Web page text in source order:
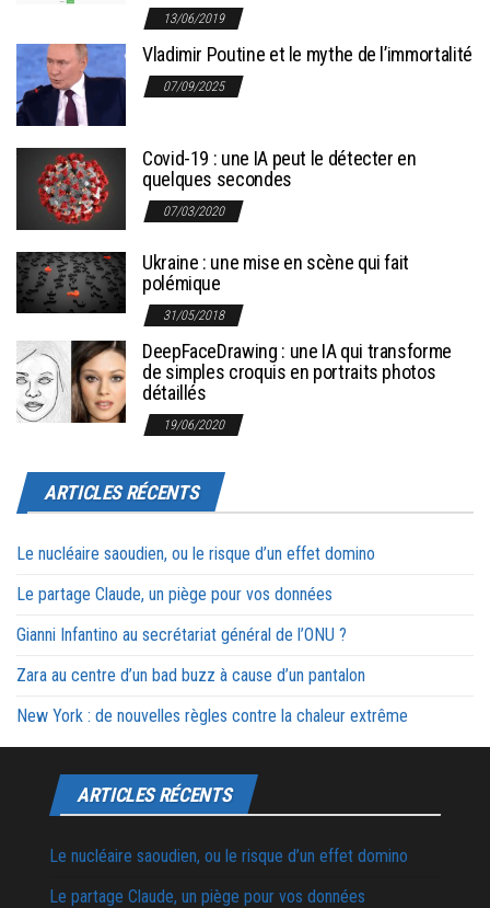
13/06/2019
Vladimir Poutine et le mythe de l’immortalité
07/09/2025
Covid-19 : une IA peut le détecter en
quelques secondes
07/03/2020
Ukraine : une mise en scène qui fait
polémique
31/05/2018
DeepFaceDrawing : une IA qui transforme
de simples croquis en portraits photos
détaillés
19/06/2020
ARTICLES RÉCENTS
Le nucléaire saoudien, ou le risque d’un effet domino
Le partage Claude, un piège pour vos données
Gianni Infantino au secrétariat général de l’ONU ?
Zara au centre d’un bad buzz à cause d’un pantalon
New York : de nouvelles règles contre la chaleur extrême
ARTICLES RÉCENTS
Le nucléaire saoudien, ou le risque d’un effet domino
Le partage Claude, un piège pour vos données